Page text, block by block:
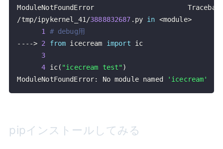
ModuleNotFoundError
/tmp/ipykernel_41 /3888832687 . py in <module>
1
# debug用
- - - -> 2 from icecream import
3
4 ic( "icecream test")
ModuleNotFoundError: No module named 'icecream'
pipインストールしてみる